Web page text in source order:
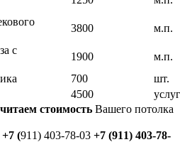
3800
м.п.
с
1900
м.п.
700
шт.
4500
стоимость Вашего потолка
+7 (911) 403-78-03 +7 (911) 403-78-